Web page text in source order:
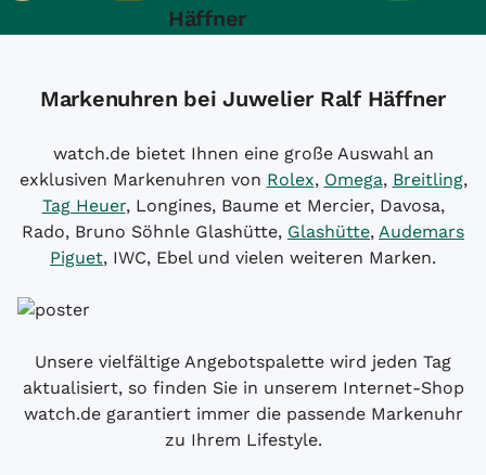
Häffner
Markenuhren bei Juwelier Ralf Häffner
watch.de bietet Ihnen eine große Auswahl an
exklusiven Markenuhren von Rolex, Omega, Breitling,
Tag Heuer, Longines, Baume et Mercier, Davosa,
Rado, Bruno Söhnle Glashütte, Glashütte, Audemars
Piguet, IWC, Ebel und vielen weiteren Marken.
Unsere vielfältige Angebotspalette wird jeden Tag
aktualisiert, so finden Sie in unserem Internet-Shop
watch.de garantiert immer die passende Markenuhr
zu Ihrem Lifestyle.